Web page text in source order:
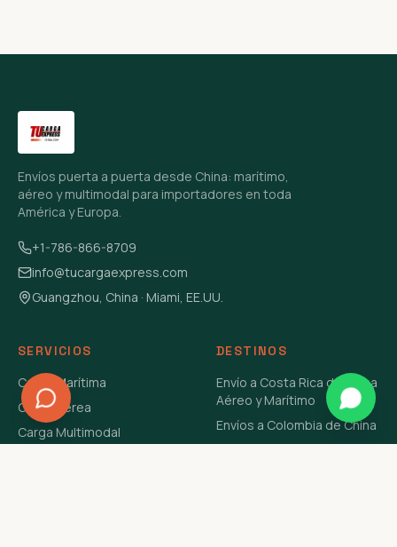
Envíos puerta a puerta desde China: marítimo,
aéreo y multimodal para importadores en toda
América y Europa.
+1-786-866-8709
info@tucargaexpress.com
Guangzhou, China · Miami, EE.UU.
SERVICIOS
Carga Marítima
Carga Aérea
Carga Multimodal
DESTINOS
Envío a Costa Rica de China
Aéreo y Marítimo
Envíos a Colombia de China